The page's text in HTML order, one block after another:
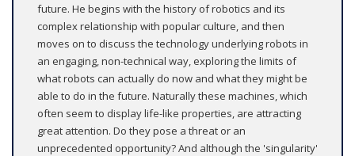
future. He begins with the history of robotics and its
complex relationship with popular culture, and then
moves on to discuss the technology underlying robots in
an engaging, non-technical way, exploring the limits of
what robots can actually do now and what they might be
able to do in the future. Naturally these machines, which
often seem to display life-like properties, are attracting
great attention. Do they pose a threat or an
unprecedented opportunity? And although the 'singularity'